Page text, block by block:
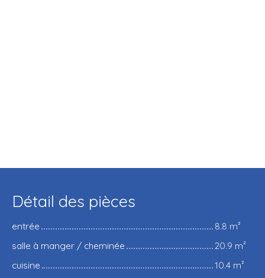
Détail des pièces
entrée
8.8 m²
salle à manger / cheminée
20.9 m²
cuisine
10.4 m²